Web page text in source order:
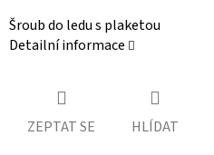
Šroub do ledu s plaketou
Detailní informace
ZEPTAT SE HLÍDAT